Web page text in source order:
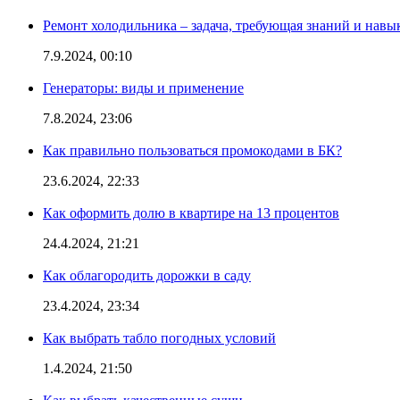
Ремонт холодильника – задача, требующая знаний и
7.9.2024, 00:10
Генераторы: виды и применение
7.8.2024, 23:06
Как правильно пользоваться промокодами в БК?
23.6.2024, 22:33
Как оформить долю в квартире на 13 процентов
24.4.2024, 21:21
Как облагородить дорожки в саду
23.4.2024, 23:34
Как выбрать табло погодных условий
1.4.2024, 21:50